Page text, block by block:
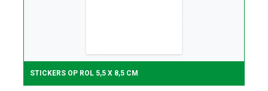
STICKERS OP ROL 5,5 X 8,5 CM